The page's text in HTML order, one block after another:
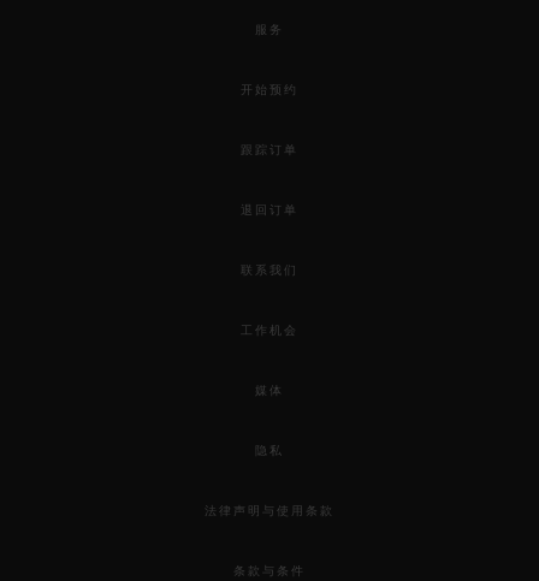
服务
开始预约
跟踪订单
退回订单
联系我们
工作机会
媒体
隐私
法律声明与使用条款
条款与条件